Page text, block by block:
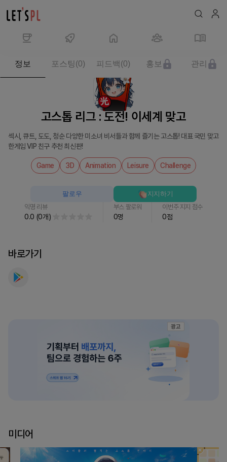
서
고스톱 리그 : 도전! 이세계 맞고
섹시, 큐트, 도도, 청순 다양한 미소녀 비서들과 함께 즐기는 고스톱! 대표 국민 맞고
한게임 VIP 친구 추천 최신판!
Game 3D Animation Leisure Challenge
익명 리뷰
0.0 (0개)
부스 팔로워
0명
이번주 지지 점수
0점
팔로우 지지하기
정보 포스팅(0) 피드백 (0) 홍보 관리
바로가기
광고
미디어